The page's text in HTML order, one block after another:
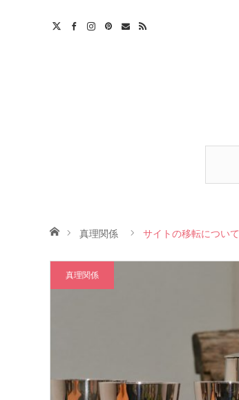
ホーム真理関係 サイトの移転について
真理関係